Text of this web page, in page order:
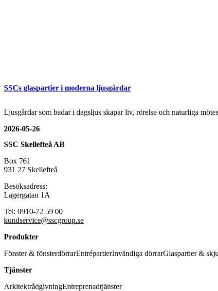
SSCs glaspartier i moderna ljusgårdar
Ljusgårdar som badar i dagsljus skapar liv, rörelse och naturliga
2026-05-26
SSC Skellefteå AB
Box 761
931 27 Skellefteå
Besöksadress:
Lagergatan 1A
Tel: 0910-72 59 00
kundservice@sscgroup.se
Produkter
Fönster & fönsterdörrarEntrépartierInvändiga dörrarGlaspartier &
Tjänster
ArkitektrådgivningEntreprenadtjänster